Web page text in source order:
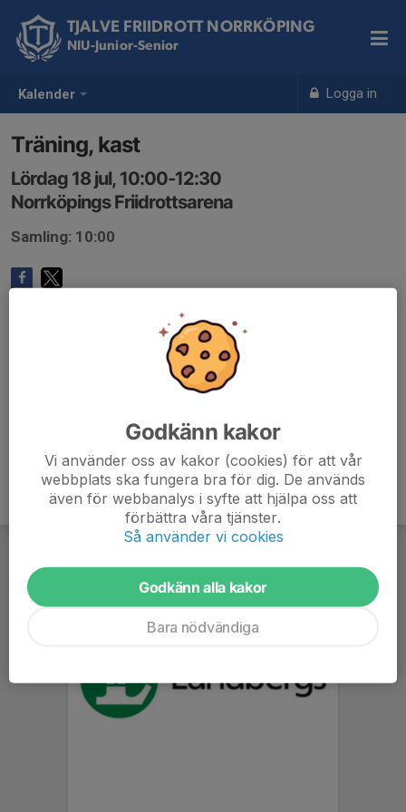
Kalender Logga in
TJALVE FRIIDROTT NORRKÖPING
NIU-Junior-Senior
Träning, kast
Lördag 18 jul, 10:00-12:30
Norrköpings Friidrottsarena
Samling: 10:00
Godkänn kakor
Vi använder oss av kakor (cookies) för att vår
webbplats ska fungera bra för dig. De används
även för webbanalys i syfte att hjälpa oss att
förbättra våra tjänster.
Så använder vi cookies
Godkänn alla kakor
Bara nödvändiga